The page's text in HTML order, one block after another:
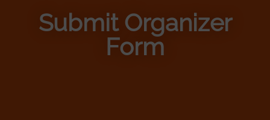
Submit Organizer
Form